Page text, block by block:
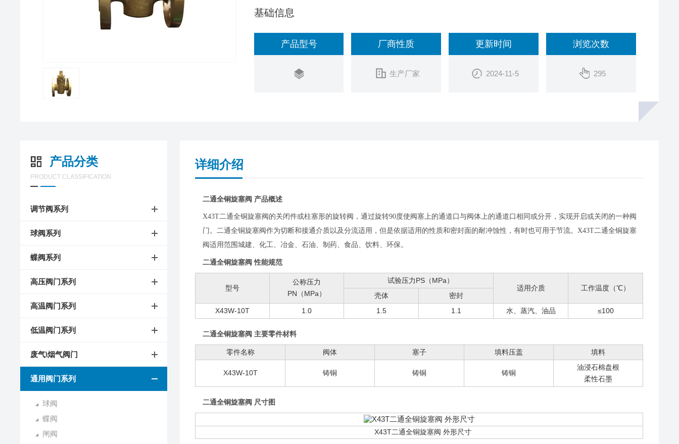
基础信息
产品型号 厂商性质
生产厂家
更新时间
2024-11-5
浏览次数
295
产品分类
PRODUCT CLASSIFICATION
调节阀系列
球阀系列
蝶阀系列
高压阀门系列
高温阀门系列
低温阀门系列
废气\烟气阀门
通用阀门系列
球阀
蝶阀
闸阀
详细介绍
二通全铜旋塞阀 产品概述
X43T二通全铜旋塞阀的关闭件或柱塞形的旋转阀，通过旋转90度使阀塞上的通道口与阀体上的通道口相同或分开，实现开启或关闭的一种阀
门。二通全铜旋塞阀作为切断和接通介质以及分流适用，但是依据适用的性质和密封面的耐冲蚀性，有时也可用于节流。X43T二通全铜旋塞
阀适用范围城建、化工、冶金、石油、制药、食品、饮料、环保。
二通全铜旋塞阀 性能规范
型号
公称压力
PN（MPa）
试验压力PS（MPa）
适用介质
工作温度（℃）
壳体
密封
X43W-10T
1.0 1.5 1.1 水、蒸汽、油品 ≤100
二通全铜旋塞阀 主要零件材料
零件名称 阀体 塞子 填料压盖 填料
X43W-10T 铸铜 铸铜 铸铜
油浸石棉盘根
柔性石墨
二通全铜旋塞阀 尺寸图
X43T二通全铜旋塞阀 外形尺寸